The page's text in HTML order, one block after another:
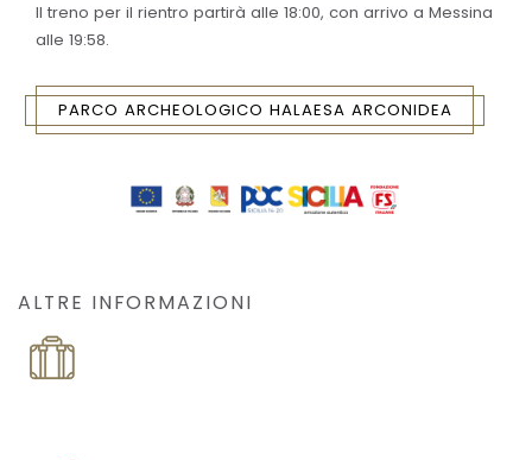
Il treno per il rientro partirà alle 18:00, con arrivo a Messina
alle 19:58.
PARCO ARCHEOLOGICO HALAESA ARCONIDEA
ALTRE INFORMAZIONI